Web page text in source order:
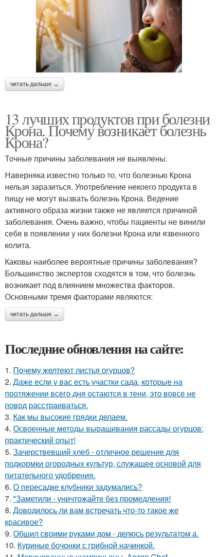
читать дальше →
13 лучших продуктов при болезни
Крона. Почему возникает болезнь
Крона?
Точные причины заболевания не выявлены.
Наверняка известно только то, что болезнью Крона
нельзя заразиться. Употребление некоего продукта в
пищу не могут вызвать болезнь Крона. Ведение
активного образа жизни также не является причиной
заболевания. Очень важно, чтобы пациенты не винили
себя в появлении у них болезни Крона или язвенного
колита.
Каковы наиболее вероятные причины заболевания?
Большинство экспертов сходятся в том, что болезнь
возникает под влиянием множества факторов.
Основными тремя факторами являются:
читать дальше →
Последние обновления на сайте:
1. Почему желтеют листья огурцов?
2. Даже если у вас есть участки сада, которые на
протяжении всего дня остаются в тени, это вовсе не
повод расстраиваться.
3. Как мы высокие грядки делаем.
4. Освоенные методы выращивания рассады огурцов:
практический опыт!
5. Зачерствевший хлеб - отличное решение для
подкормки огородных культур, служащее основой для
питательного удобрения.
6. О пересадке клубники задумались?
7. "Заметили - уничтожайте без промедления!
8. Доводилось ли вам встречать что-то такое же
красивое?
9. Обшил своими руками дом - делюсь результатом а.
10. Куриные бочонки с грибной начинкой.